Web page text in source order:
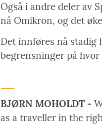
Også i andre deler av
nå Omikron, og det
Det innføres nå stadig
begrensninger på
BJØRN MOHOLDT -
as a traveller in the